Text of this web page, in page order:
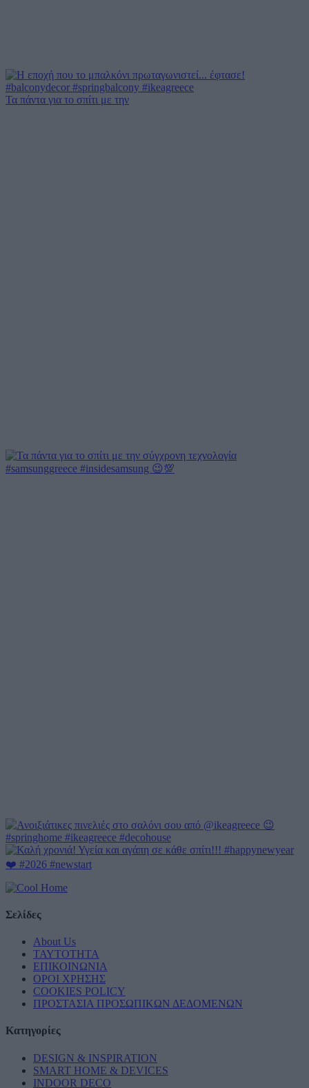
Τα πάντα για το σπίτι με την
Σελίδες
About Us
ΤΑΥΤΟΤΗΤΑ
ΕΠΙΚΟΙΝΩΝΙΑ
ΟΡΟΙ ΧΡΗΣΗΣ
COOKIES POLICY
ΠΡΟΣΤΑΣΙΑ ΠΡΟΣΩΠΙΚΩΝ ΔΕΔΟΜΕΝΩΝ
Κατηγορίες
DESIGN & INSPIRATION
SMART HOME & DEVICES
INDOOR DECO